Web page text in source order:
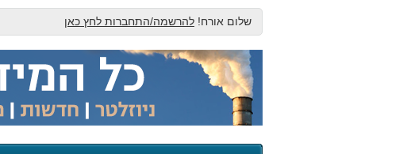
שלום אורח! להרשמה/התחברות לחץ כאן